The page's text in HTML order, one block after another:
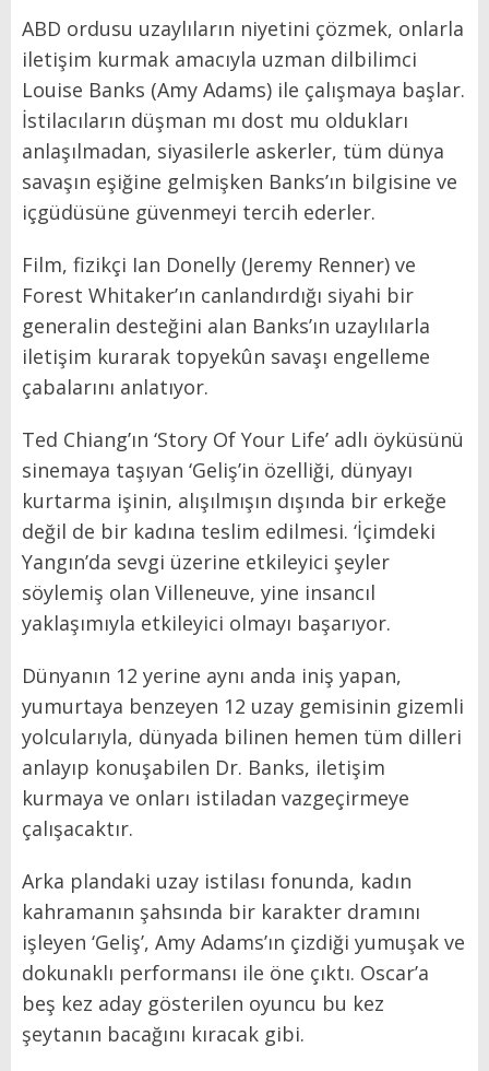
ABD ordusu uzaylıların niyetini çözmek, onlarla
iletişim kurmak amacıyla uzman dilbilimci
Louise Banks (Amy Adams) ile çalışmaya başlar.
İstilacıların düşman mı dost mu oldukları
anlaşılmadan, siyasilerle askerler, tüm dünya
savaşın eşiğine gelmişken Banks’ın bilgisine ve
içgüdüsüne güvenmeyi tercih ederler.
Film, fizikçi Ian Donelly (Jeremy Renner) ve
Forest Whitaker’ın canlandırdığı siyahi bir
generalin desteğini alan Banks’ın uzaylılarla
iletişim kurarak topyekûn savaşı engelleme
çabalarını anlatıyor.
Ted Chiang’ın ‘Story Of Your Life’ adlı öyküsünü
sinemaya taşıyan ‘Geliş’in özelliği, dünyayı
kurtarma işinin, alışılmışın dışında bir erkeğe
değil de bir kadına teslim edilmesi. ‘İçimdeki
Yangın’da sevgi üzerine etkileyici şeyler
söylemiş olan Villeneuve, yine insancıl
yaklaşımıyla etkileyici olmayı başarıyor.
Dünyanın 12 yerine aynı anda iniş yapan,
yumurtaya benzeyen 12 uzay gemisinin gizemli
yolcularıyla, dünyada bilinen hemen tüm dilleri
anlayıp konuşabilen Dr. Banks, iletişim
kurmaya ve onları istiladan vazgeçirmeye
çalışacaktır.
Arka plandaki uzay istilası fonunda, kadın
kahramanın şahsında bir karakter dramını
işleyen ‘Geliş’, Amy Adams’ın çizdiği yumuşak ve
dokunaklı performansı ile öne çıktı. Oscar’a
beş kez aday gösterilen oyuncu bu kez
şeytanın bacağını kıracak gibi.